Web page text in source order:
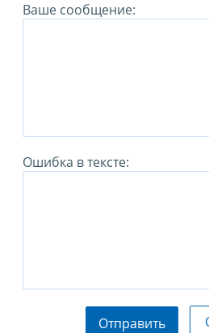
Ваше сообщение:
Ошибка в тексте:
Отправить